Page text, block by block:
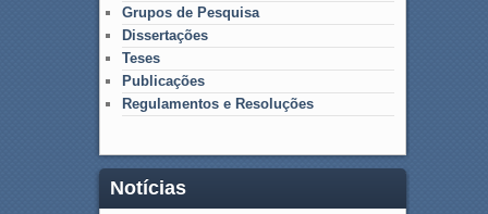
Grupos de Pesquisa
Dissertações
Teses
Publicações
Regulamentos e Resoluções
Notícias